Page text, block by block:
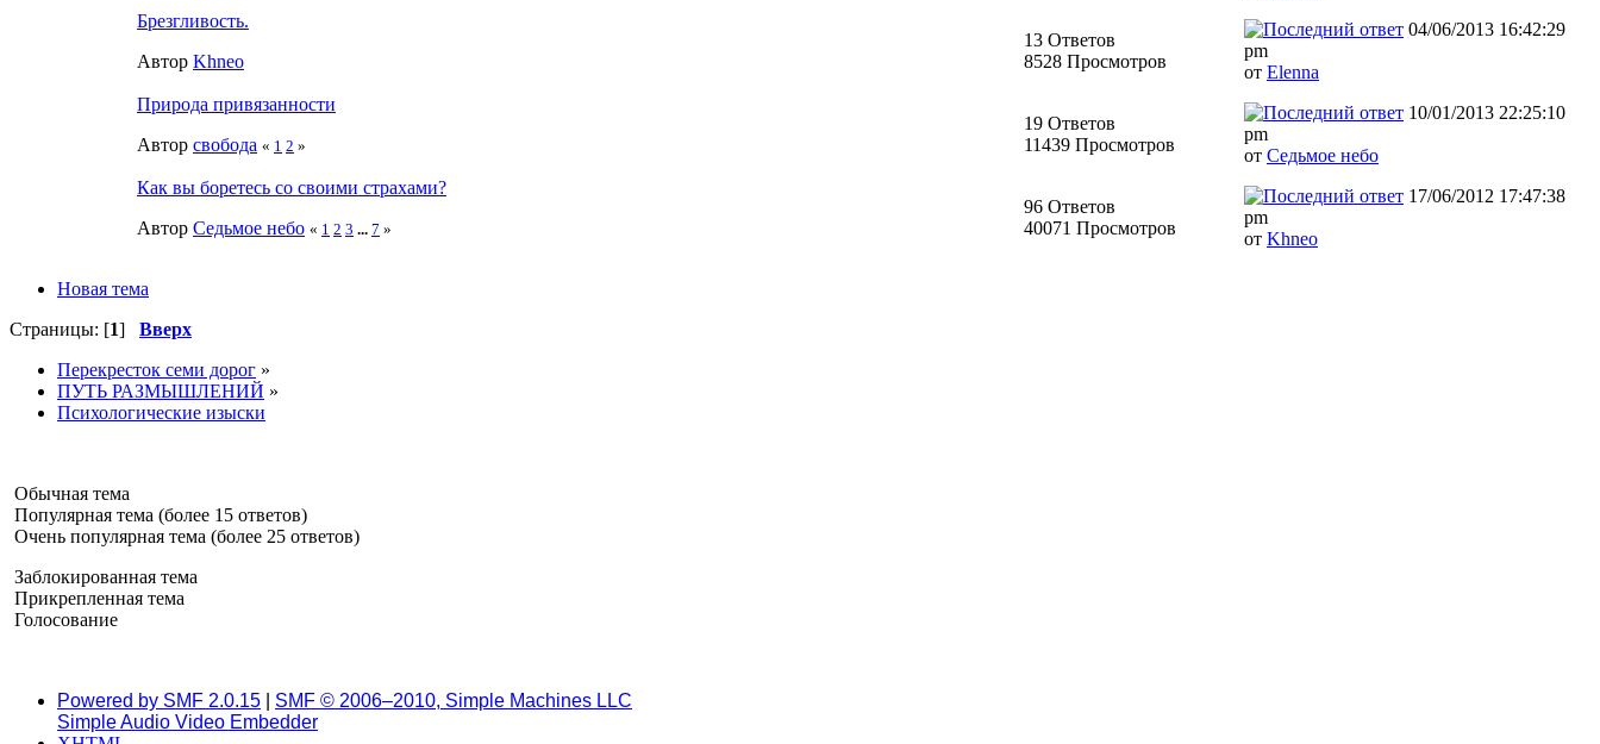
Брезгливость.
Автор Khneo
13 Ответов
8528 Просмотров
04/06/2013 16:42:29
pm
от Elenna
Природа привязанности
Автор свобода « 1 2 »
19 Ответов
11439 Просмотров
10/01/2013 22:25:10
pm
от Седьмое небо
Как вы боретесь со своими страхами?
Автор Седьмое небо « 1 2 3 ... 7 »
96 Ответов
40071 Просмотров
17/06/2012 17:47:38
pm
от Khneo
Новая тема
Страницы: [1] Вверх
Перекресток семи дорог »
ПУТЬ РАЗМЫШЛЕНИЙ »
Психологические изыски
Обычная тема
Популярная тема (более 15 ответов)
Очень популярная тема (более 25 ответов)
Заблокированная тема
Прикрепленная тема
Голосование
Powered by SMF 2.0.15
SMF © 2006–2010, Simple Machines LLC
Simple Audio Video Embedder